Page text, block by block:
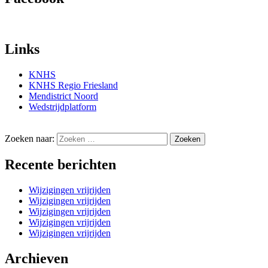
Links
KNHS
KNHS Regio Friesland
Mendistrict Noord
Wedstrijdplatform
Zoeken naar:
Recente berichten
Wijzigingen vrijrijden
Wijzigingen vrijrijden
Wijzigingen vrijrijden
Wijzigingen vrijrijden
Wijzigingen vrijrijden
Archieven